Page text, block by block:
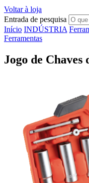
Voltar à loja
Entrada de pesquisa
Início INDÚSTRIA
Ferramentas
Jogo de Chaves